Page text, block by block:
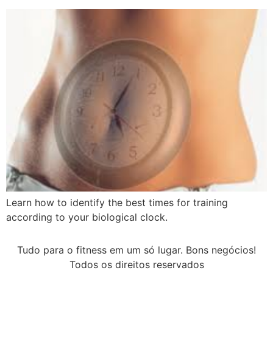
Learn how to identify the best times for training
according to your biological clock.
Tudo para o fitness em um só lugar. Bons negócios!
Todos os direitos reservados